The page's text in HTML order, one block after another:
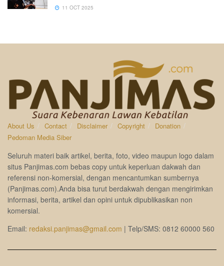
11 OCT 2025
About Us Contact Disclaimer Copyright
Donation
Pedoman Media Siber
Seluruh materi baik artikel, berita, foto, video maupun logo dalam
situs Panjimas.com bebas copy untuk keperluan dakwah dan
referensi non-komersial, dengan mencantumkan sumbernya
(Panjimas.com).Anda bisa turut berdakwah dengan mengirimkan
informasi, berita, artikel dan opini untuk dipublikasikan non
komersial.
Email: redaksi.panjimas@gmail.com | Telp/SMS: 0812 60000 560